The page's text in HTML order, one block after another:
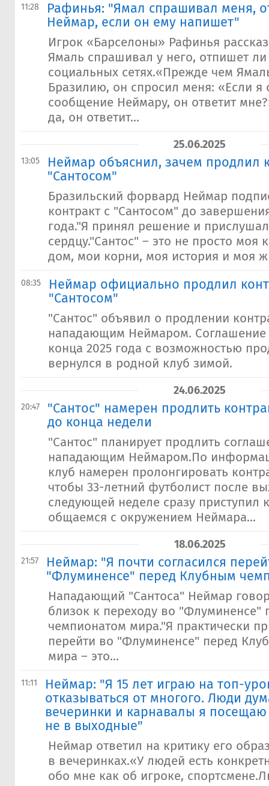
11:28
Рафинья: "Ямал спрашивал меня,
Неймар, если он ему напишет"
Игрок «Барселоны» Рафинья
Ямаль спрашивал у него, отпишет
социальных сетях.«Прежде чем
Бразилию, он спросил меня: «Если я
сообщение Неймару, он ответит
да, он ответит...
25.06.2025
13:05
Неймар объяснил, зачем продлил
"Сантосом"
Бразильский форвард Неймар
контракт с "Сантосом" до
года."Я принял решение и
сердцу."Сантос" – это не просто моя
дом, мои корни, моя история и моя
08:35
Неймар официально продлил
"Сантосом"
"Сантос" объявил о продлении
нападающим Неймаром. Соглашение
конца 2025 года с возможностью
вернулся в родной клуб зимой.
24.06.2025
20:47
"Сантос" намерен продлить
до конца недели
"Сантос" планирует продлить
нападающим Неймаром.По
клуб намерен пролонгировать
чтобы 33-летний футболист после
следующей неделе сразу приступил
общаемся с окружением Неймара...
18.06.2025
21:57
Неймар: "Я почти согласился
"Флуминенсе" перед Клубным
Нападающий "Сантоса" Неймар
близок к переходу во "Флуминенсе"
чемпионатом мира."Я практически
перейти во "Флуминенсе" перед
мира – это...
11:11
Неймар: "Я 15 лет играю на топ-
отказываться от многого. Люди
вечеринки и карнавалы я
не в выходные"
Неймар ответил на критику его
в вечеринках.«У людей есть
обо мне как об игроке,